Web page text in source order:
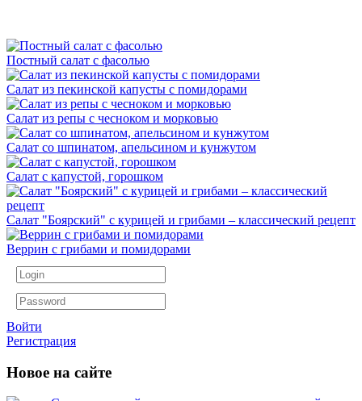
Постный салат с фасолью
Салат из пекинской капусты с помидорами
Салат из репы с чесноком и морковью
Салат со шпинатом, апельсином и кунжутом
Салат с капустой, горошком
Салат "Боярский" с курицей и грибами – классический рецепт
Веррин с грибами и помидорами
Войти
Регистрация
Новое на сайте